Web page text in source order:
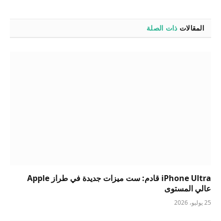
المقالات ذات الصلة
iPhone Ultra قادم: ست ميزات جديدة في طراز Apple
عالي المستوى
25 يوليو، 2026